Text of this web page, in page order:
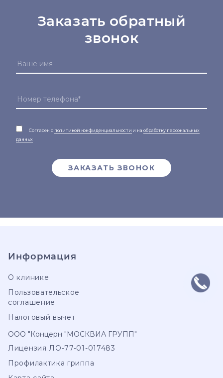
Заказать обратный
звонок
Согласен с политикой конфиденциальности и на обработку персональных
данных
ЗАКАЗАТЬ ЗВОНОК
Информация
О клинике
Пользовательское
соглашение
Налоговый вычет
ООО "Концерн "МОСКВИА ГРУПП"
Лицензия ЛО-77-01-017483
Профилактика гриппа